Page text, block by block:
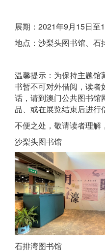
展期：2021年9月15日至
地点：沙梨头图书馆、石
温馨提示：为保持主题馆
书暂不可对外借阅，读者
话，请到澳门公共图书馆
品、或在展览结束后进行
不便之处，敬请读者理解
沙梨头图书馆
石排湾图书馆